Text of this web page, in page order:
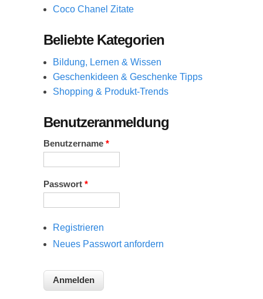
Coco Chanel Zitate
Beliebte Kategorien
Bildung, Lernen & Wissen
Geschenkideen & Geschenke Tipps
Shopping & Produkt-Trends
Benutzeranmeldung
Benutzername *
Passwort *
Registrieren
Neues Passwort anfordern